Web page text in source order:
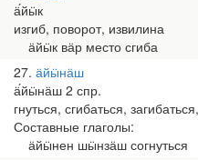
ӓ́йӹк
изгиб, поворот, извилина
ӓйӹк вӓр место сгиба
27 ӓйӹнӓш
ӓ́йӹнӓш 2 спр.
гнуться, сгибаться,
Составные глаголы:
ӓйӹнен шӹнзӓш согнуться